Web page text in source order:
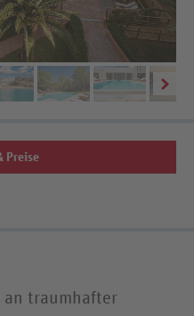
Preise
an traumhafter